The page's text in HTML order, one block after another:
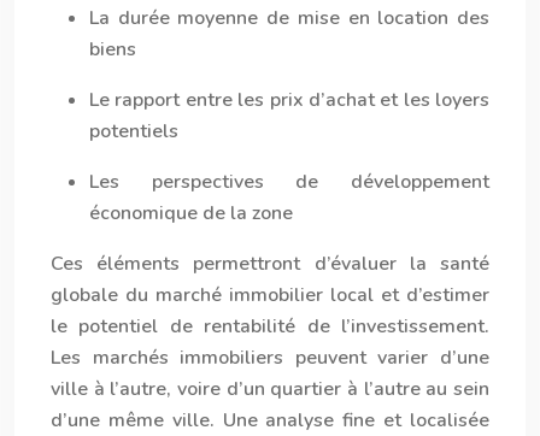
La durée moyenne de mise en location des
biens
Le rapport entre les prix d’achat et les loyers
potentiels
Les perspectives de développement
économique de la zone
Ces éléments permettront d’évaluer la santé
globale du marché immobilier local et d’estimer
le potentiel de rentabilité de l’investissement.
Les marchés immobiliers peuvent varier d’une
ville à l’autre, voire d’un quartier à l’autre au sein
d’une même ville. Une analyse fine et localisée